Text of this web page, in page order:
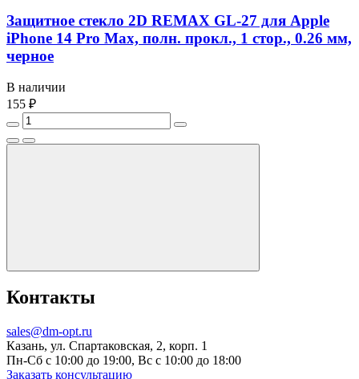
Защитное стекло 2D REMAX GL-27 для Apple
iPhone 14 Pro Max, полн. прокл., 1 стор., 0.26 мм,
черное
В наличии
155 ₽
Контакты
sales@dm-opt.ru
Казань, ул. Спартаковская, 2, корп. 1
Пн-Сб с 10:00 до 19:00, Вс с 10:00 до 18:00
Заказать консультацию